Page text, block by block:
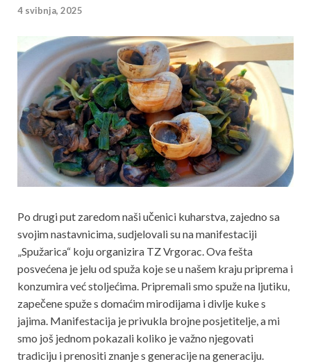
4 svibnja, 2025
Po drugi put zaredom naši učenici kuharstva, zajedno sa
svojim nastavnicima, sudjelovali su na manifestaciji
„Spužarica“ koju organizira TZ Vrgorac. Ova fešta
posvećena je jelu od spuža koje se u našem kraju priprema i
konzumira već stoljećima. Pripremali smo spuže na ljutiku,
zapečene spuže s domaćim mirodijama i divlje kuke s
jajima. Manifestacija je privukla brojne posjetitelje, a mi
smo još jednom pokazali koliko je važno njegovati
tradiciju i prenositi znanje s generacije na generaciju.